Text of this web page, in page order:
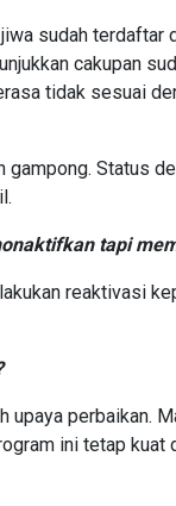
sudah terdaftar
cakupan
tidak sesuai
gampong. Status
tapi
reaktivasi
upaya perbaikan.
ini tetap